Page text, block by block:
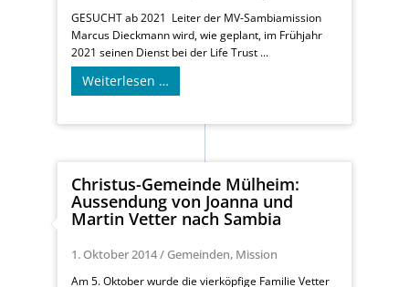
GESUCHT ab 2021 Leiter der MV-Sambiamission
Marcus Dieckmann wird, wie geplant, im Frühjahr
2021 seinen Dienst bei der Life Trust ...
Weiterlesen …
Christus-Gemeinde Mülheim:
Aussendung von Joanna und
Martin Vetter nach Sambia
1. Oktober 2014/ Gemeinden, Mission
Am 5. Oktober wurde die vierköpfige Familie Vetter